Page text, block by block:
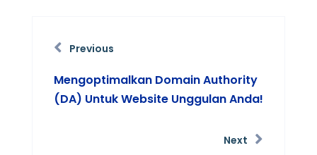
Previous
Mengoptimalkan Domain Authority
(DA) Untuk Website Unggulan Anda!
Next